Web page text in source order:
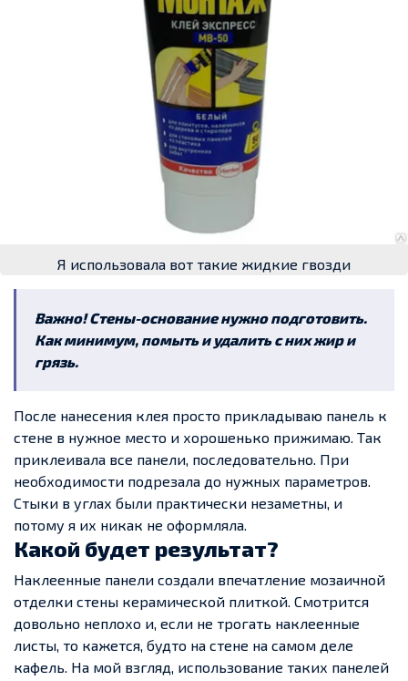
Я использовала вот такие жидкие гвозди
Важно! Стены-основание нужно подготовить.
Как минимум, помыть и удалить с них жир и
грязь.
После нанесения клея просто прикладываю панель к
стене в нужное место и хорошенько прижимаю. Так
приклеивала все панели, последовательно. При
необходимости подрезала до нужных параметров.
Стыки в углах были практически незаметны, и
потому я их никак не оформляла.
Какой будет результат?
Наклеенные панели создали впечатление мозаичной
отделки стены керамической плиткой. Смотрится
довольно неплохо и, если не трогать наклеенные
листы, то кажется, будто на стене на самом деле
кафель. На мой взгляд, использование таких панелей